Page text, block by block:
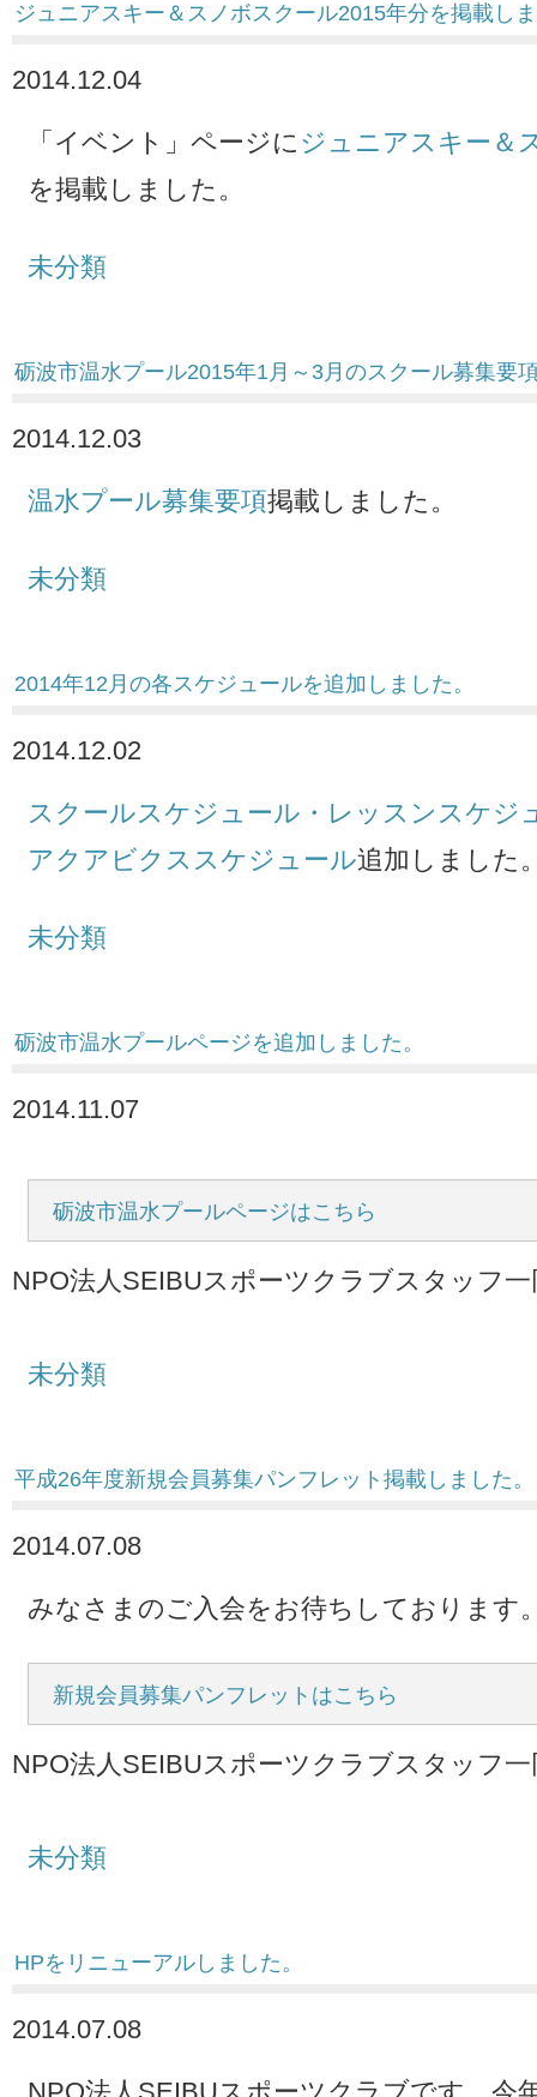
ジュニアスキー＆スノボスクール2015年分を掲載し
2014.12.04
「イベント」ページに ジュニアスキー＆
を掲載しました。
未分類
砺波市温水プール2015年1月～3月のスクール募集要
2014.12.03
温水プール募集要項掲載しました。
未分類
2014年12月の各スケジュールを追加しました。
2014.12.02
スクールスケジュール・レッスンスケジ
アクアビクススケジュール追加しました
未分類
砺波市温水プールページを追加しました。
2014.11.07
砺波市温水プールページはこちら
NPO法人SEIBUスポーツクラブスタッフ一
未分類
平成26年度新規会員募集パンフレット掲載しました。
2014.07.08
みなさまのご入会をお待ちしております
新規会員募集パンフレットはこちら
NPO法人SEIBUスポーツクラブスタッフ一
未分類
HPをリニューアルしました。
2014.07.08